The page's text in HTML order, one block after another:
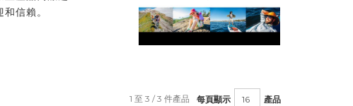
信賴。
每頁顯示 產品
1 至 3 / 3 件產品